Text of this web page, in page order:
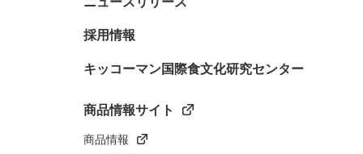
採用情報
キッコーマン国際食文化研究センター
商品情報サイト
商品情報